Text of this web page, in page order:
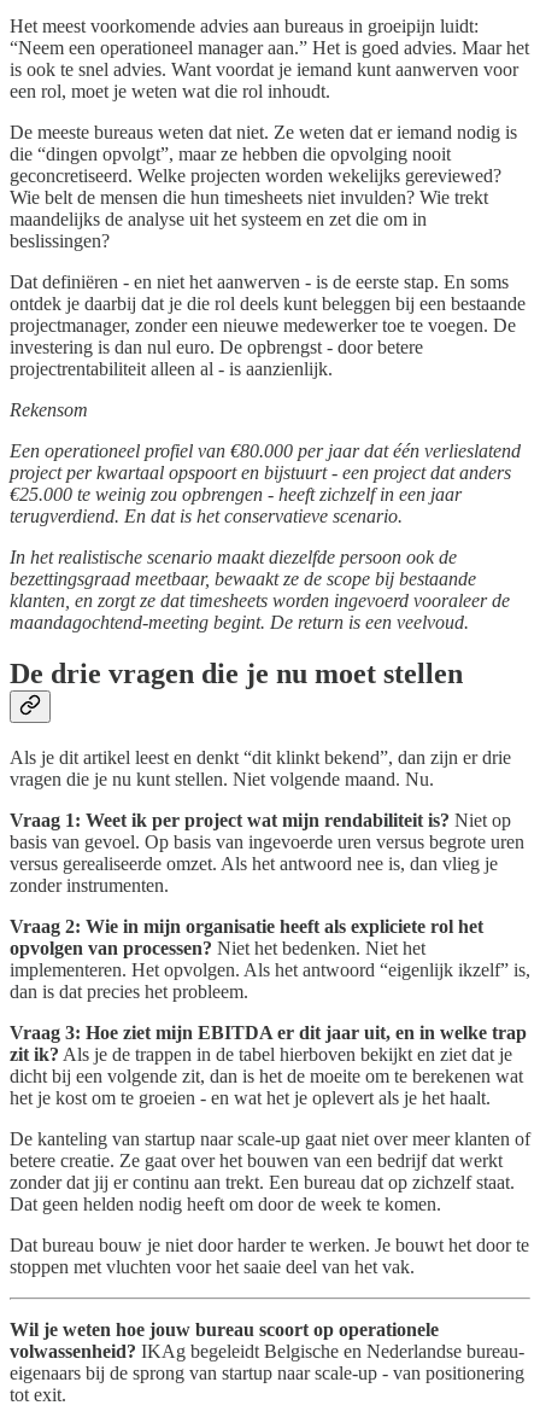
Het meest voorkomende advies aan bureaus in groeipijn luidt:
“Neem een operationeel manager aan.” Het is goed advies. Maar het
is ook te snel advies. Want voordat je iemand kunt aanwerven voor
een rol, moet je weten wat die rol inhoudt.
De meeste bureaus weten dat niet. Ze weten dat er iemand nodig is
die “dingen opvolgt”, maar ze hebben die opvolging nooit
geconcretiseerd. Welke projecten worden wekelijks gereviewed?
Wie belt de mensen die hun timesheets niet invulden? Wie trekt
maandelijks de analyse uit het systeem en zet die om in
beslissingen?
Dat definiëren - en niet het aanwerven - is de eerste stap. En soms
ontdek je daarbij dat je die rol deels kunt beleggen bij een bestaande
projectmanager, zonder een nieuwe medewerker toe te voegen. De
investering is dan nul euro. De opbrengst - door betere
projectrentabiliteit alleen al - is aanzienlijk.
Rekensom
Een operationeel profiel van €80.000 per jaar dat één verlieslatend
project per kwartaal opspoort en bijstuurt - een project dat anders
€25.000 te weinig zou opbrengen - heeft zichzelf in een jaar
terugverdiend. En dat is het conservatieve scenario.
In het realistische scenario maakt diezelfde persoon ook de
bezettingsgraad meetbaar, bewaakt ze de scope bij bestaande
klanten, en zorgt ze dat timesheets worden ingevoerd vooraleer de
maandagochtend-meeting begint. De return is een veelvoud.
De drie vragen die je nu moet stellen
Als je dit artikel leest en denkt “dit klinkt bekend”, dan zijn er drie
vragen die je nu kunt stellen. Niet volgende maand. Nu.
Vraag 1: Weet ik per project wat mijn rendabiliteit is? Niet op
basis van gevoel. Op basis van ingevoerde uren versus begrote uren
versus gerealiseerde omzet. Als het antwoord nee is, dan vlieg je
zonder instrumenten.
Vraag 2: Wie in mijn organisatie heeft als expliciete rol het
opvolgen van processen? Niet het bedenken. Niet het
implementeren. Het opvolgen. Als het antwoord “eigenlijk ikzelf” is,
dan is dat precies het probleem.
Vraag 3: Hoe ziet mijn EBITDA er dit jaar uit, en in welke trap
zit ik? Als je de trappen in de tabel hierboven bekijkt en ziet dat je
dicht bij een volgende zit, dan is het de moeite om te berekenen wat
het je kost om te groeien - en wat het je oplevert als je het haalt.
De kanteling van startup naar scale-up gaat niet over meer klanten of
betere creatie. Ze gaat over het bouwen van een bedrijf dat werkt
zonder dat jij er continu aan trekt. Een bureau dat op zichzelf staat.
Dat geen helden nodig heeft om door de week te komen.
Dat bureau bouw je niet door harder te werken. Je bouwt het door te
stoppen met vluchten voor het saaie deel van het vak.
Wil je weten hoe jouw bureau scoort op operationele
volwassenheid? IKAg begeleidt Belgische en Nederlandse bureau-
eigenaars bij de sprong van startup naar scale-up - van positionering
tot exit.